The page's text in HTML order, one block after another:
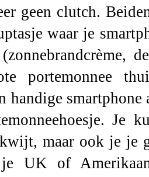
geen clutch.
waar je
portemonnee
handige
Je
maar ook je je
UK of